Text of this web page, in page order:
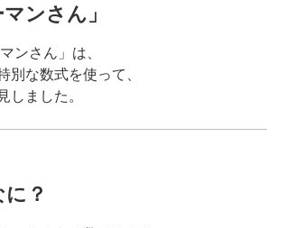
ンさん」
ンさん」は、
別な数式を使って、
しました。
？